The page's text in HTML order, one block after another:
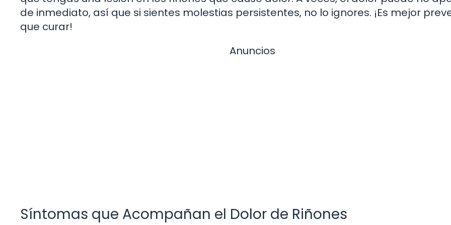
de inmediato, así que si sientes molestias persistentes, no lo ignores. ¡Es mejor
que curar!
Anuncios
Síntomas que Acompañan el Dolor de Riñones